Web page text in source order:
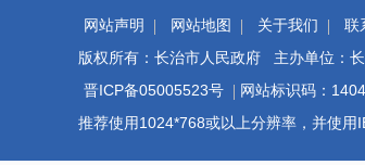
网站声明 网站地图 关于我们
联
版权所有：长治市人民政府 主办单位：
晋ICP备05005523号
网站标识码：
推荐使用1024*768或以上分辨率，并使